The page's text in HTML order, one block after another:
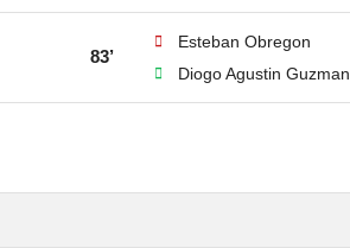
83’
Esteban Obregon
Diogo Agustin Guzman